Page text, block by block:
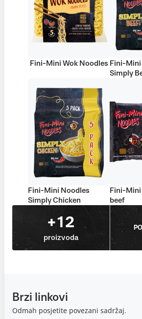
Fini-Mini Wok Noodles Fini-
Simply
Fini-Mini Noodles
Simply Chicken
Fini-Mini
beef
+12
proizvoda
Brzi linkovi
Odmah posjetite povezani sadržaj.